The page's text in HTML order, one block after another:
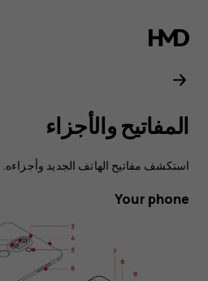
Nokia
7
Plus
user
guide
المفاتيح والأجزاء
استكشف مفاتيح الهاتف الجديد وأجزاءه.
Your phone